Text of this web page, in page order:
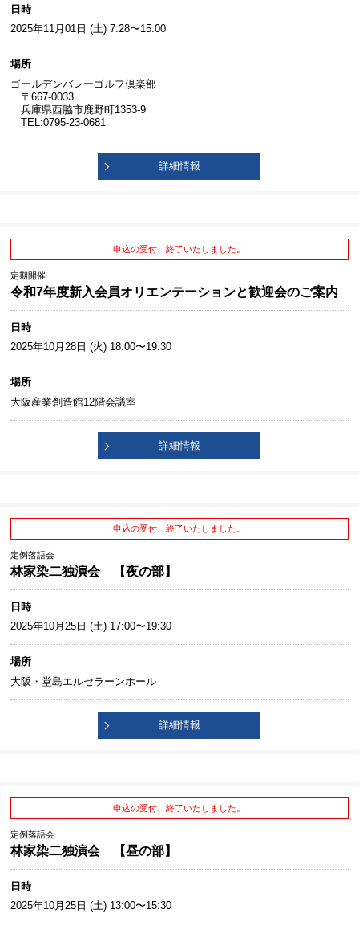
日時
2025年11月01日 (土) 7:28〜15:00
場所
ゴールデンバレーゴルフ倶楽部
〒667-0033
兵庫県西脇市鹿野町1353-9
TEL:0795-23-0681
詳細情報
申込の受付、終了いたしました。
定期開催
令和7年度新入会員オリエンテーションと歓迎会のご案内
日時
2025年10月28日 (火) 18:00〜19:30
場所
大阪産業創造館12階会議室
詳細情報
申込の受付、終了いたしました。
定例落語会
林家染二独演会 【夜の部】
日時
2025年10月25日 (土) 17:00〜19:30
場所
大阪・堂島エルセラーンホール
詳細情報
申込の受付、終了いたしました。
定例落語会
林家染二独演会 【昼の部】
日時
2025年10月25日 (土) 13:00〜15:30